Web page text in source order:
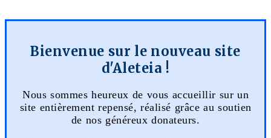
Bienvenue sur le nouveau site
d'Aleteia !
Nous sommes heureux de vous accueillir sur un
site entièrement repensé, réalisé grâce au soutien
de nos généreux donateurs.